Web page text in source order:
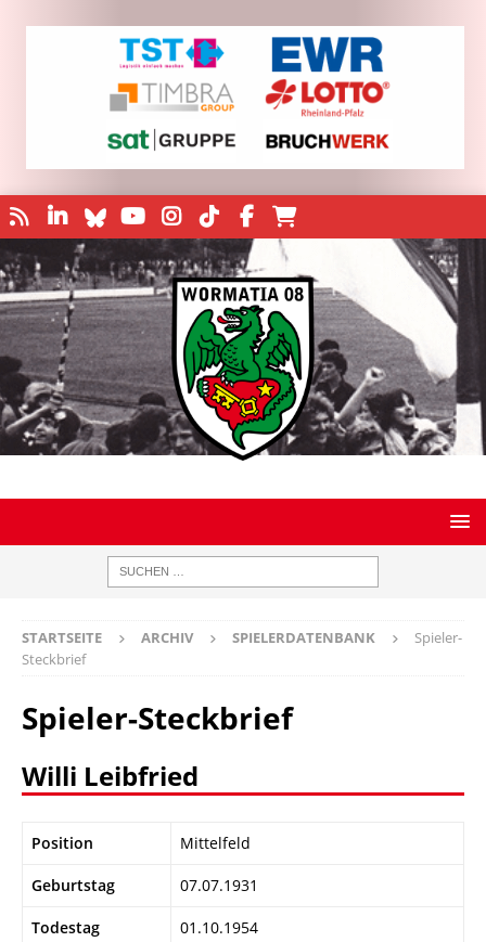
STARTSEITE ARCHIV SPIELERDATENBANK
Spieler-
Steckbrief
Spieler-Steckbrief
Willi Leibfried
Position Mittelfeld
Geburtstag 07.07.1931
Todestag 01.10.1954